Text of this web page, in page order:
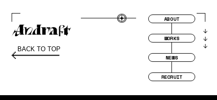
ABOUT
WORKS
NEWS
RECRUIT
BACK TO TOP